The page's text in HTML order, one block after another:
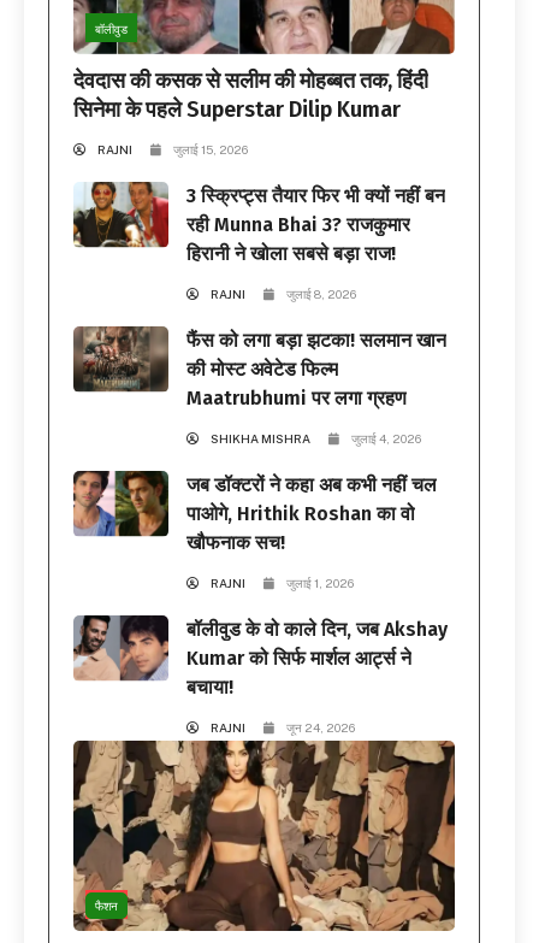
बॉलीवुड
देवदास की कसक से सलीम की मोहब्बत तक, हिंदी
सिनेमा के पहले Superstar Dilip Kumar
RAJNI जुलाई 15, 2026
3 स्क्रिप्ट्स तैयार फिर भी क्यों नहीं बन
रही Munna Bhai 3? राजकुमार
हिरानी ने खोला सबसे बड़ा राज!
RAJNI जुलाई 8, 2026
फैंस को लगा बड़ा झटका! सलमान खान
की मोस्ट अवेटेड फिल्म
Maatrubhumi पर लगा ग्रहण
SHIKHA MISHRA जुलाई 4, 2026
जब डॉक्टरों ने कहा अब कभी नहीं चल
पाओगे, Hrithik Roshan का वो
खौफनाक सच!
RAJNI जुलाई 1, 2026
बॉलीवुड के वो काले दिन, जब Akshay
Kumar को सिर्फ मार्शल आर्ट्स ने
बचाया!
RAJNI जून 24, 2026
फैशन